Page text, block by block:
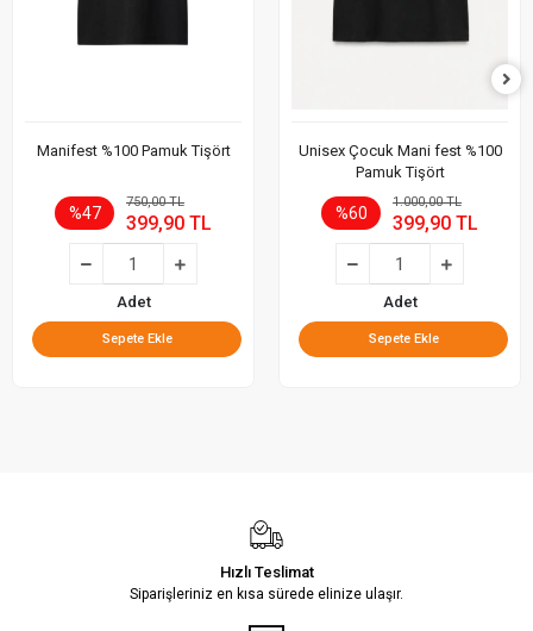
Manifest %100 Pamuk Tişört
%47
750,00 TL
399,90 TL
Adet
Sepete Ekle
Unisex Çocuk Mani fest %100
Pamuk Tişört
%60
1.000,00 TL
399,90 TL
Adet
Sepete Ekle
Hızlı Teslimat
Siparişleriniz en kısa sürede elinize ulaşır.